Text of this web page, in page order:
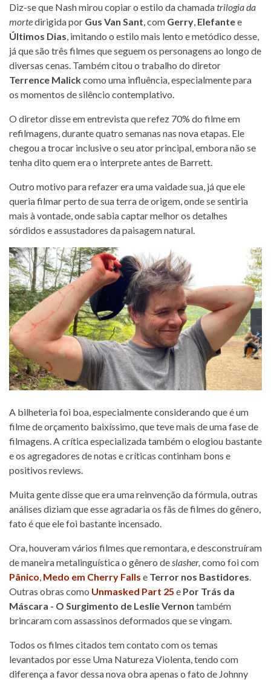
Diz-se que Nash mirou copiar o estilo da chamadatrilogia da
mortedirigida por Gus Van Sant , com Gerry Elefantee
Últimos Dias , imitando o estilo mais lento e metódico desse,
já que são três filmes que seguem os personagens ao longo de
diversas cenas. Também citou o trabalho do diretor
Terrence Malickcomo uma influência, especialmente para
os momentos de silêncio contemplativo.
O diretor disse em entrevista que refez 70% do filme em
refilmagens, durante quatro semanas nas nova etapas. Ele
chegou a trocar inclusive o seu ator principal, embora não se
tenha dito quem era o interprete antes de Barrett.
Outro motivo para refazer era uma vaidade sua, já que ele
queria filmar perto de sua terra de origem, onde se sentiria
mais à vontade, onde sabia captar melhor os detalhes
sórdidos e assustadores da paisagem natural.
A bilheteria foi boa, especialmente considerando que é um
filme de orçamento baixíssimo, que teve mais de uma fase de
filmagens. A crítica especializada também o elogiou bastante
e os agregadores de notas e críticas continham bons e
positivos reviews.
Muita gente disse que era uma reinvenção da fórmula, outras
análises diziam que esse agradaria os fãs de filmes do gênero,
fato é que ele foi bastante incensado.
Ora, houveram vários filmes que remontara, e desconstruíram
de maneira metalinguística o gênero de slasher, como foi com
Pânico Medo em Cherry Falls e Terror nos Bastidores
Outras obras como Unmasked Part 25 e Por Trás da
Máscara - O Surgimento de Leslie Vernon também
brincaram com assassinos deformados que se vingam.
Todos os filmes citados tem contato com os temas
levantados por esse Uma Natureza Violenta, tendo com
diferença a favor dessa nova obra apenas o fato de Johnny